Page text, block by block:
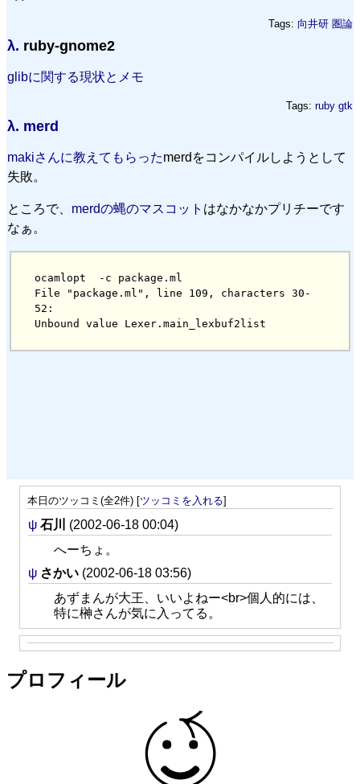
Tags: 向井研 圏論
λ. ruby-gnome2
glibに関する現状とメモ
Tags: ruby gtk
λ. merd
makiさんに教えてもらったmerdをコンパイルしようとして
失敗。
ところで、 merdの蝿のマスコット はなかなかプリチーです
なぁ。
ocamlopt  -c package.ml
File "package.ml", line 109, characters 30-
52:
本日のツッコミ(全2件) [ツッコミを入れる]
ψ 石川
(2002-06-18 00:04)
へーちょ。
ψ さかい (2002-06-18 03:56)
あずまんが大王、いいよねー<br>個人的には、
特に榊さんが気に入ってる。
プロフィール